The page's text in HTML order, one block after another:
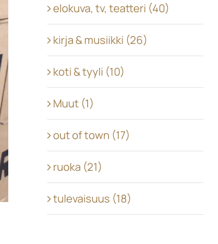
elokuva, tv, teatteri (40)
kirja & musiikki (26)
koti & tyyli (10)
Muut (1)
out of town (17)
ruoka (21)
tulevaisuus (18)